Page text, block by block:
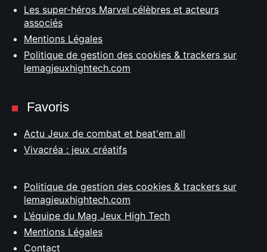
Les super-héros Marvel célèbres et acteurs
associés
Mentions Légales
Politique de gestion des cookies & trackers sur
lemagjeuxhightech.com
Favoris
Actu Jeux de combat et beat'em all
Vivacréa : jeux créatifs
Politique de gestion des cookies & trackers sur
lemagjeuxhightech.com
L’équipe du Mag Jeux High Tech
Mentions Légales
Contact